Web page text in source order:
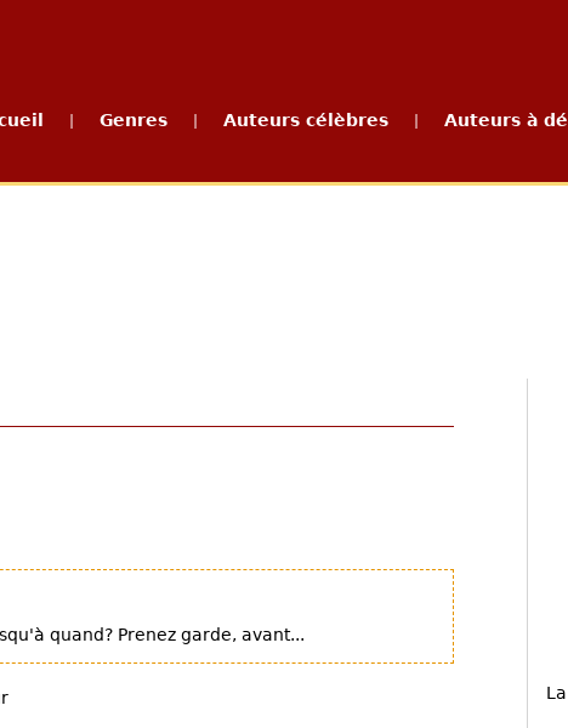
Genres Auteurs célèbres Auteurs à
quand? Prenez garde, avant...